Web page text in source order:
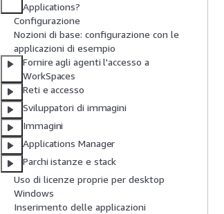
Applications?
Configurazione
Nozioni di base: configurazione con le
applicazioni di esempio
Fornire agli agenti l'accesso a
WorkSpaces
Reti e accesso
Sviluppatori di immagini
Immagini
Applications Manager
Parchi istanze e stack
Uso di licenze proprie per desktop
Windows
Inserimento delle applicazioni